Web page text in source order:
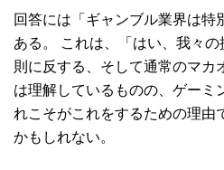
回答には「ギャンブル業界は特
ある。 これは、「はい、我々
則に反する、そして通常のマカ
は理解しているものの、ゲーミ
れこそがこれをするための理由
かもしれない。